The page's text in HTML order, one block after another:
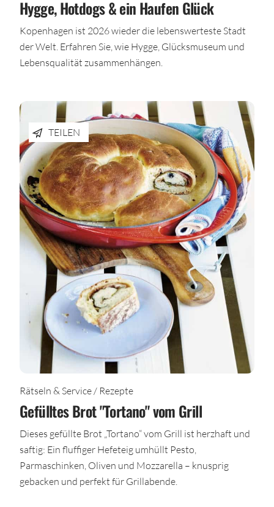
Hygge, Hotdogs & ein Haufen Glück
Kopenhagen ist 2026 wieder die lebenswerteste Stadt
der Welt. Erfahren Sie, wie Hygge, Glücksmuseum und
Lebensqualität zusammenhängen.
TEILEN
Rätseln & Service / Rezepte
Gefülltes Brot "Tortano" vom Grill
Dieses gefüllte Brot „Tortano“ vom Grill ist herzhaft und
saftig: Ein fluffiger Hefeteig umhüllt Pesto,
Parmaschinken, Oliven und Mozzarella – knusprig
gebacken und perfekt für Grillabende.